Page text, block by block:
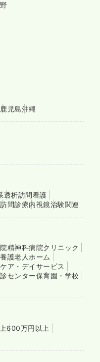
鹿児島沖縄
透析訪問看護
訪問診療内視鏡治験関連
精神科病院クリニック
護老人ホーム
ア・デイサービス
センター保育園・学校
600万円以上